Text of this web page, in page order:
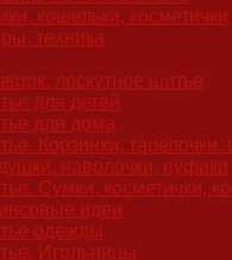
кошельки, косметички
техника
лоскутное шитье
для детей
для дома
Корзинки, тарелочки,
наволочки, пуфики
Сумки, косметички,
идеи
одежды
Игольницы